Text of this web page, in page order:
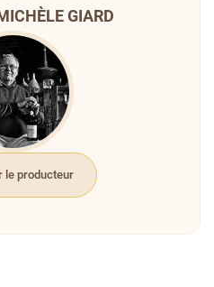
GIARD
le producteur